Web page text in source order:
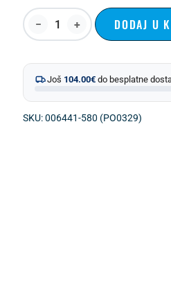
DODAJ U
Još 104.00€ do besplatne
SKU: 006441-580 (PO0329)